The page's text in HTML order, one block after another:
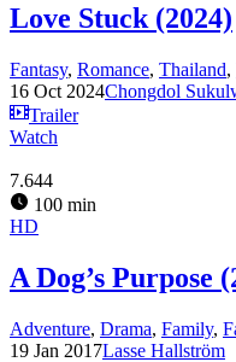
Love Stuck (2024)
Fantasy, Romance, Thailand,
16 Oct 2024Chongdol
Trailer
Watch
7.644
100 min
HD
A Dog’s Purpose
Adventure, Drama, Family,
19 Jan 2017Lasse Hallström